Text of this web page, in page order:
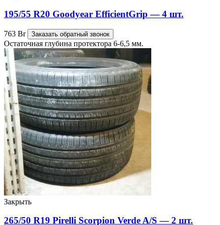
195/55 R20 Goodyear EfficientGrip — 4 шт.
763 Br Заказать обратный звонок
Остаточная глубина протектора 6-6,5 мм.
Закрыть
265/50 R19 Pirelli Scorpion Verde A/S — 2 шт.